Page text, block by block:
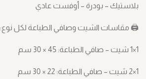
بلاستيك – بودرة – أوفست عادي
🖨️ مقاسات الشيت وصافي الطباعة لكل نوع:
1×1 شيت – صافي الطباعة: ‎30 × 45 سم
1×2 شيت – صافي الطباعة: ‎30 × 22 سم